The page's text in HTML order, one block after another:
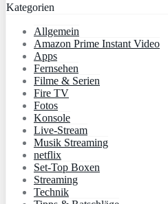
Kategorien
Allgemein
Amazon Prime Instant Video
Apps
Fernsehen
Filme & Serien
Fire TV
Fotos
Konsole
Live-Stream
Musik Streaming
netflix
Set-Top Boxen
Streaming
Technik